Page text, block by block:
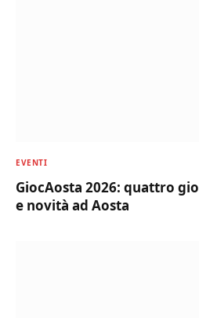
EVENTI
GiocAosta 2026: quattro
e novità ad Aosta